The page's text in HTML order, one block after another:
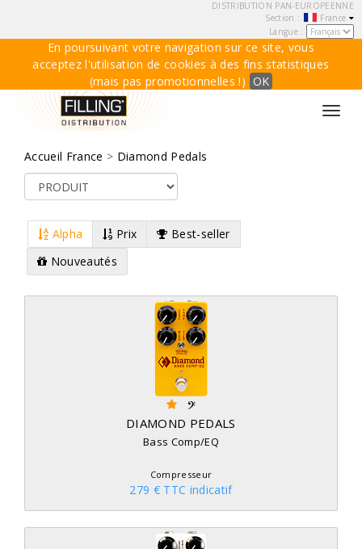
DISTRIBUTION PAN-EUROPEENNE
Section :
France
Langue :
En poursuivant votre navigation sur ce site, vous
acceptez l'utilisation de cookies à des fins statistiques
(mais pas promotionnelles !) OK
Accueil France > Diamond Pedals
Alpha Prix
Best-seller
Nouveautés
DIAMOND PEDALS
Bass Comp/EQ
Compresseur
279 € TTC indicatif